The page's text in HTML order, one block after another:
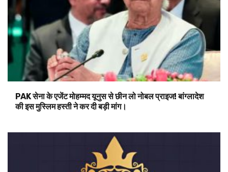
PAK सेना के एजेंट मोहम्मद यूनुस से छीन लो नोबल प्राइज! बांग्लादेश
की इस मुस्लिम हस्ती ने कर दी बड़ी मांग।